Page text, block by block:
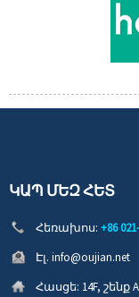
ԿԱՊ ՄԵԶ ՀԵՏ
Հեռախոս: +86
Էլ. info@oujian.net
Հասցե: 14F, շենք